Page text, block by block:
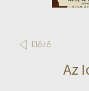
Előző
Az